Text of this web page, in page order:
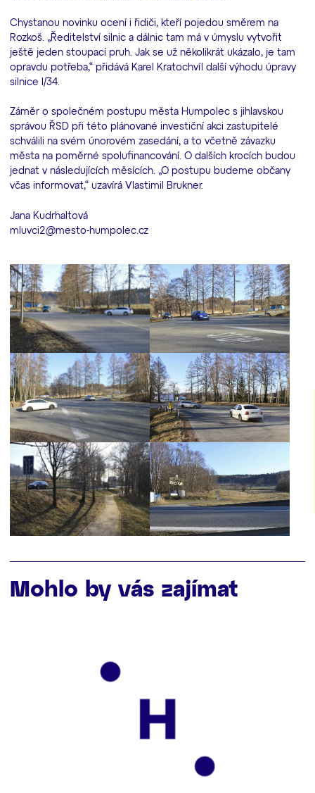
Chystanou novinku ocení i řidiči, kteří pojedou směrem na
Rozkoš. „Ředitelství silnic a dálnic tam má v úmyslu vytvořit
ještě jeden stoupací pruh. Jak se už několikrát ukázalo, je tam
opravdu potřeba,“ přidává Karel Kratochvíl další výhodu úpravy
silnice I/34.
Záměr o společném postupu města Humpolec s jihlavskou
správou ŘSD při této plánované investiční akci zastupitelé
schválili na svém únorovém zasedání, a to včetně závazku
města na poměrné spolufinancování. O dalších krocích budou
jednat v následujících měsících. „O postupu budeme občany
včas informovat,“ uzavírá Vlastimil Brukner.
Jana Kudrhaltová
mluvci2@mesto-humpolec.cz
Mohlo by vás zajímat